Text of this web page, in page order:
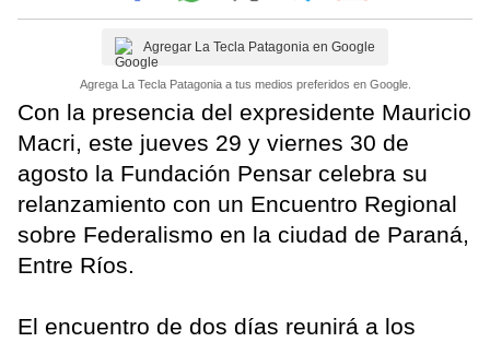
Agregar La Tecla Patagonia en Google
Agrega La Tecla Patagonia a tus medios preferidos en Google.
Con la presencia del expresidente Mauricio
Macri, este jueves 29 y viernes 30 de
agosto la Fundación Pensar celebra su
relanzamiento con un Encuentro Regional
sobre Federalismo en la ciudad de Paraná,
Entre Ríos.
El encuentro de dos días reunirá a los